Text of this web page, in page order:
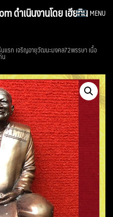
ดำเนินงานโดย เฮียทิน MENU
รก เจริญอายุวัฒนะมงคล72พรรษา เนื้อ
น